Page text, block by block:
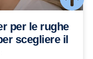
per le rughe
scegliere il